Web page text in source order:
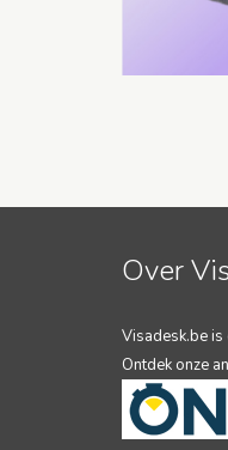
Over
Visadesk.be is
Ontdek onze